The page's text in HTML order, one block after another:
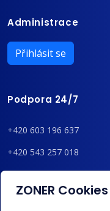
Administrace
Přihlásit se
Podpora 24/7
+420 603 196 637
+420 543 257 018
admin@regzone.cz
ZONER Cookies